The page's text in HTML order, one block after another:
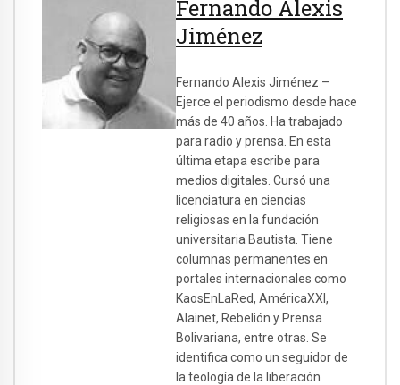
Fernando Alexis
Jiménez
Fernando Alexis Jiménez –
Ejerce el periodismo desde hace
más de 40 años. Ha trabajado
para radio y prensa. En esta
última etapa escribe para
medios digitales. Cursó una
licenciatura en ciencias
religiosas en la fundación
universitaria Bautista. Tiene
columnas permanentes en
portales internacionales como
KaosEnLaRed, AméricaXXI,
Alainet, Rebelión y Prensa
Bolivariana, entre otras. Se
identifica como un seguidor de
la teología de la liberación